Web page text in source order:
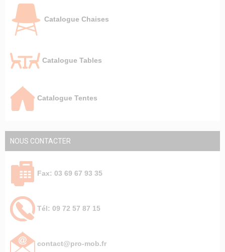
Catalogue Chaises
Catalogue Tables
Catalogue Tentes
NOUS CONTACTER
Fax: 03 69 67 93 35
Tél: 09 72 57 87 15
contact@pro-mob.fr